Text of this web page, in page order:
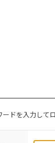
ドを入力して